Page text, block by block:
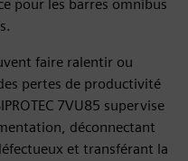
pour les barres omnibus
faire ralentir ou
pertes de productivité
7VU85 supervise
déconnectant
et transférant la